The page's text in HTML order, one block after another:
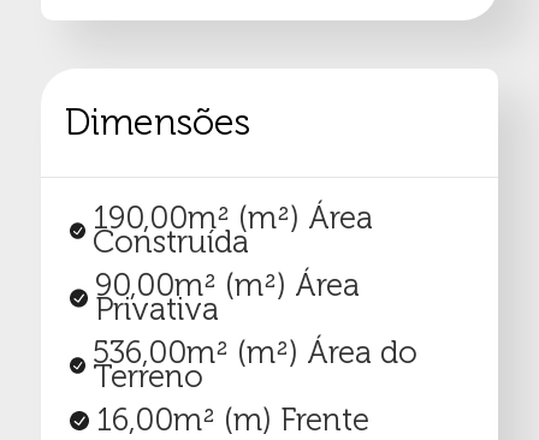
Dimensões
190,00m² (m²) Área
Construída
90,00m² (m²) Área
Privativa
536,00m² (m²) Área do
Terreno
16,00m² (m) Frente